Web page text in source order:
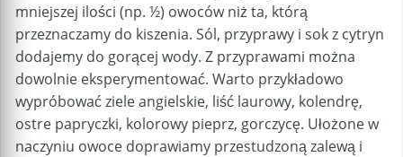
mniejszej ilości (np. ½) owoców niż ta, którą
przeznaczamy do kiszenia. Sól, przyprawy i sok z cytryn
dodajemy do gorącej wody. Z przyprawami można
dowolnie eksperymentować. Warto przykładowo
wypróbować ziele angielskie, liść laurowy, kolendrę,
ostre papryczki, kolorowy pieprz, gorczycę. Ułożone w
naczyniu owoce doprawiamy przestudzoną zalewą i